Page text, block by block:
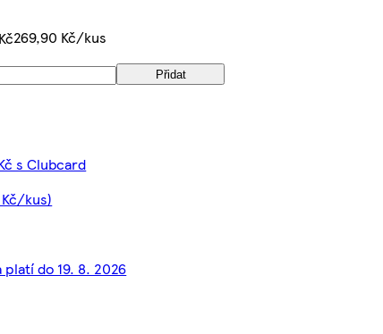
269,90 Kč/kus
Přidat
s Clubcard
kus)
platí do 19. 8. 2026